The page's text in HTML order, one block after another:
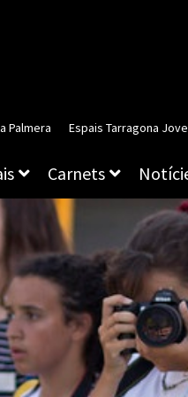
Palmera Espais Tarragona Jove
Carnets